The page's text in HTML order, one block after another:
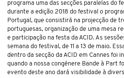
programa uma das secções paralelas do
durante a edição 2018 do festival o
Portugal, que consistirá na projecção de
portuguesas, organização de uma mesa
e participação na festa da ACID. As
semana do festival, de 11 a 13 de maio.
dentro da secção da ACID em Cannes foi
quando a nossa congénere Bande à Part
evento deste ano dará visibilidade à